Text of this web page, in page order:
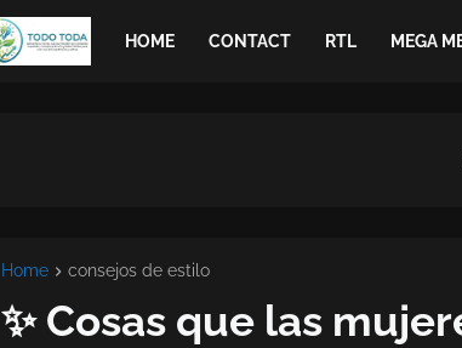
HOME CONTACT RTL MEGA
Home consejos de estilo
✨ Cosas que las